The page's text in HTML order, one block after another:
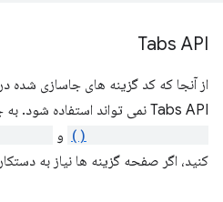
Tabs API
از آنجا که کد گزینه های جاسازی شده
Tabs API نمی تواند استفاده شود. به جای آن از
و
کنید، اگر صفحه گزینه ها نیاز به